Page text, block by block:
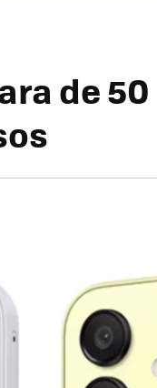
de 50